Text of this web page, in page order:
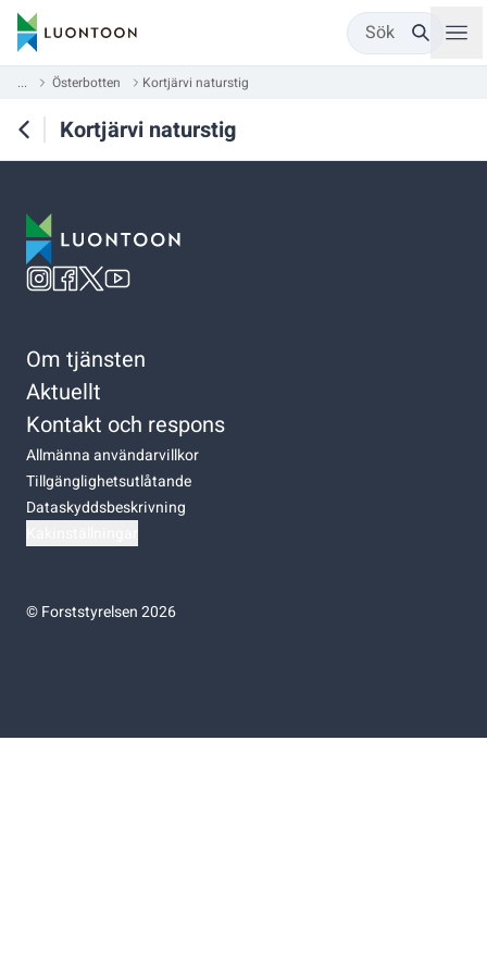
Sök
... Österbotten Kortjärvi naturstig
Kortjärvi naturstig
Om tjänsten
Aktuellt
Kontakt och respons
Allmänna användarvillkor
Tillgänglighetsutlåtande
Dataskyddsbeskrivning
©Forststyrelsen 2026